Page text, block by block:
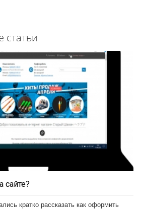
статьи
сайте?
кратко рассказать как оформить